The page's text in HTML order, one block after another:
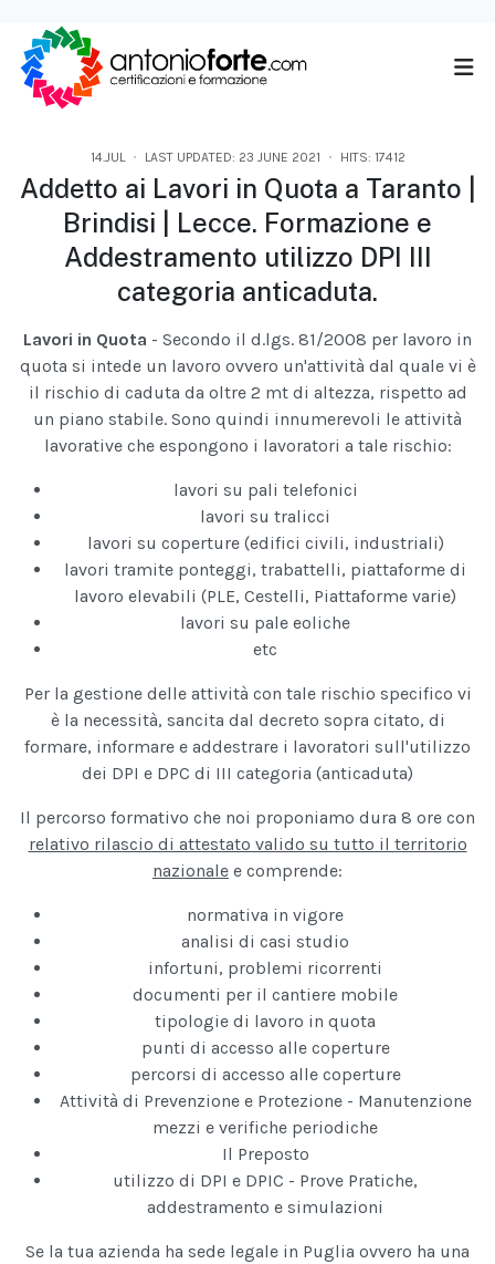
14.JUL LAST UPDATED: 23 JUNE 2021 HITS: 17412
Addetto ai Lavori in Quota a Taranto |
Brindisi | Lecce. Formazione e
Addestramento utilizzo DPI III
categoria anticaduta.
Lavori in Quota - Secondo il d.lgs. 81/2008 per lavoro in
quota si intede un lavoro ovvero un'attività dal quale vi è
il rischio di caduta da oltre 2 mt di altezza, rispetto ad
un piano stabile. Sono quindi innumerevoli le attività
lavorative che espongono i lavoratori a tale rischio:
lavori su pali telefonici
lavori su tralicci
lavori su coperture (edifici civili, industriali)
lavori tramite ponteggi, trabattelli, piattaforme di
lavoro elevabili (PLE, Cestelli, Piattaforme varie)
lavori su pale eoliche
etc
Per la gestione delle attività con tale rischio specifico vi
è la necessità, sancita dal decreto sopra citato, di
formare, informare e addestrare i lavoratori sull'utilizzo
dei DPI e DPC di III categoria (anticaduta)
Il percorso formativo che noi proponiamo dura 8 ore con
relativo rilascio di attestato valido su tutto il territorio
nazionale e comprende:
normativa in vigore
analisi di casi studio
infortuni, problemi ricorrenti
documenti per il cantiere mobile
tipologie di lavoro in quota
punti di accesso alle coperture
percorsi di accesso alle coperture
Attività di Prevenzione e Protezione - Manutenzione
mezzi e verifiche periodiche
Il Preposto
utilizzo di DPI e DPIC - Prove Pratiche,
addestramento e simulazioni
Se la tua azienda ha sede legale in Puglia ovvero ha una